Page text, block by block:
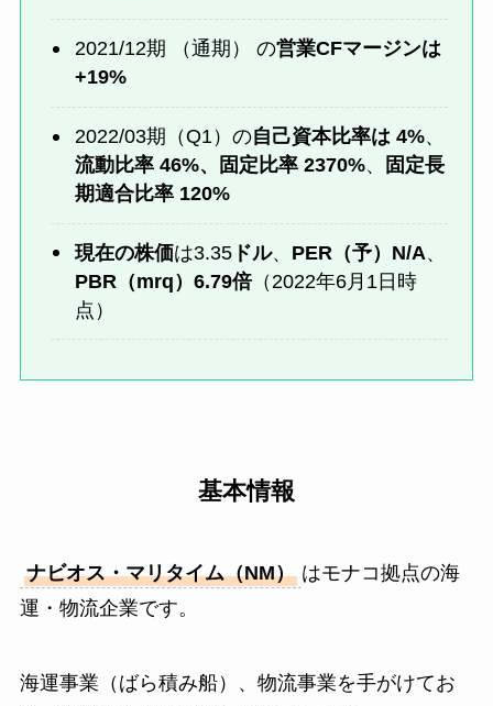
2021/12期 （通期） の営業CFマージンは
+19%
2022/03期（Q1）の自己資本比率は 4%、
流動比率 46%、固定比率 2370%、
固定長
期適合比率 120%
現在の株価は3.35 ドル、 PER（予）N/A、
PBR（mrq）6.79倍 （2022年6月1日時
点）
基本情報
ナビオス・マリタイム（NM） はモナコ拠点の海
運・物流企業です。
海運事業（ばら積み船）、物流事業を手がけてお